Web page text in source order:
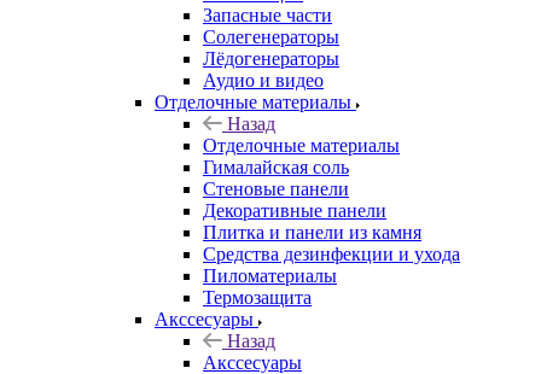
Запасные части
Солегенераторы
Лёдогенераторы
Аудио и видео
Отделочные материалы
Назад
Отделочные материалы
Гималайская соль
Стеновые панели
Декоративные панели
Плитка и панели из камня
Средства дезинфекции и ухода
Пиломатериалы
Термозащита
Аксcесуары
Назад
Аксcесуары